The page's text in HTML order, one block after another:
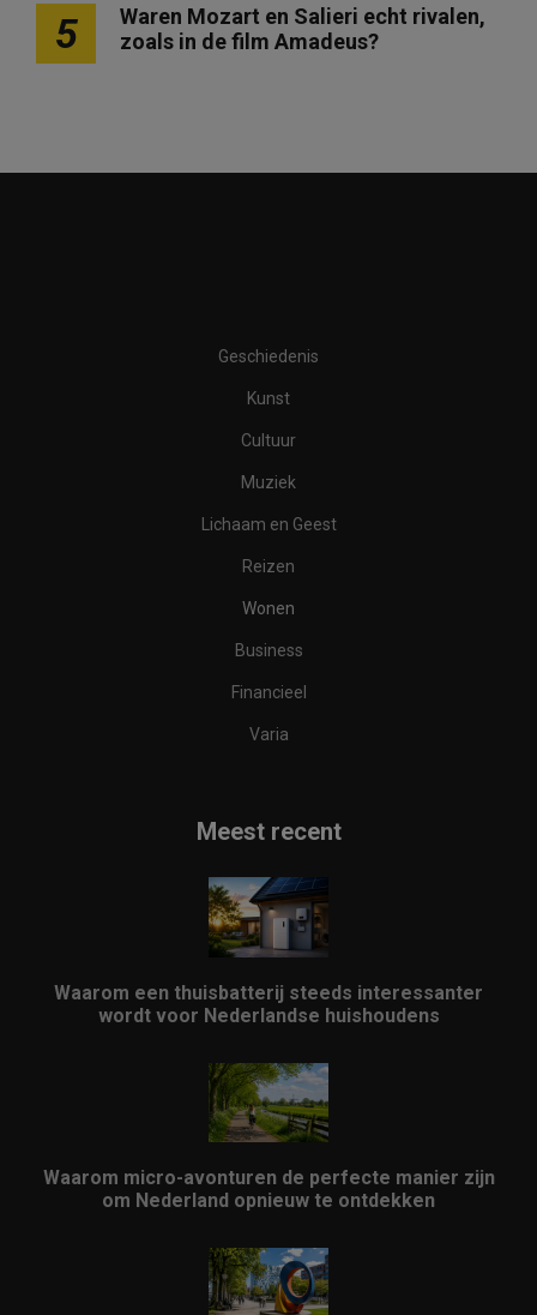
i
5
Waren Mozart en Salieri echt rivalen,
zoals in de film Amadeus?
Geschiedenis
Kunst
Cultuur
Muziek
Lichaam en Geest
Reizen
Wonen
Business
Financieel
Varia
Meest recent
Waarom een thuisbatterij steeds interessanter
wordt voor Nederlandse huishoudens
Waarom micro-avonturen de perfecte manier zijn
om Nederland opnieuw te ontdekken